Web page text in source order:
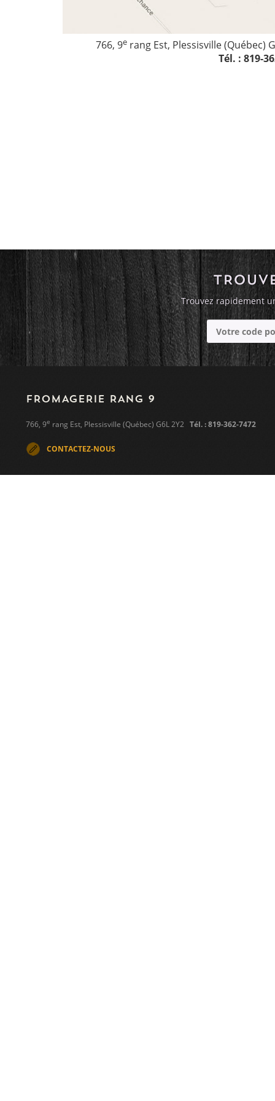
766, 9e rang Est, Plessisville (Québec)
Tél. : 819-
Trouvez rapidement
FROMAGERIE RANG 9
766, 9e rang Est, Plessisville (Québec) G6L 2Y2 Tél. : 819-362-7472
CONTACTEZ-NOUS